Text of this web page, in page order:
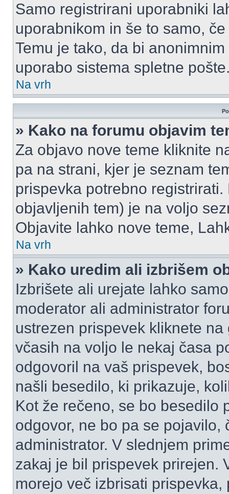
Samo registrirani uporabniki
uporabnikom in še to samo,
Temu je tako, da bi
uporabo sistema spletne
Na vrh
» Kako na forumu objavim
Za objavo nove teme kliknite
pa na strani, kjer je seznam
prispevka potrebno
objavljenih tem) je na voljo
Objavite lahko nove teme,
Na vrh
» Kako uredim ali izbrišem
Izbrišete ali urejate lahko
moderator ali administrator
ustrezen prispevek kliknete
včasih na voljo le nekaj časa
odgovoril na vaš prispevek,
našli besedilo, ki prikazuje,
Kot že rečeno, se bo besedilo
odgovor, ne bo pa se
administrator. V slednjem
zakaj je bil prispevek prirejen.
morejo več izbrisati